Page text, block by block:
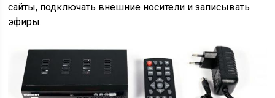
сайты, подключать внешние носители и записывать
эфиры.